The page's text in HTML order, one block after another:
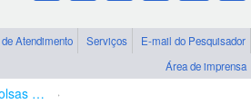
Atendimento Serviços
E-mail do Pesquisador
Área de imprensa
Bolsas e Auxílios Vigentes